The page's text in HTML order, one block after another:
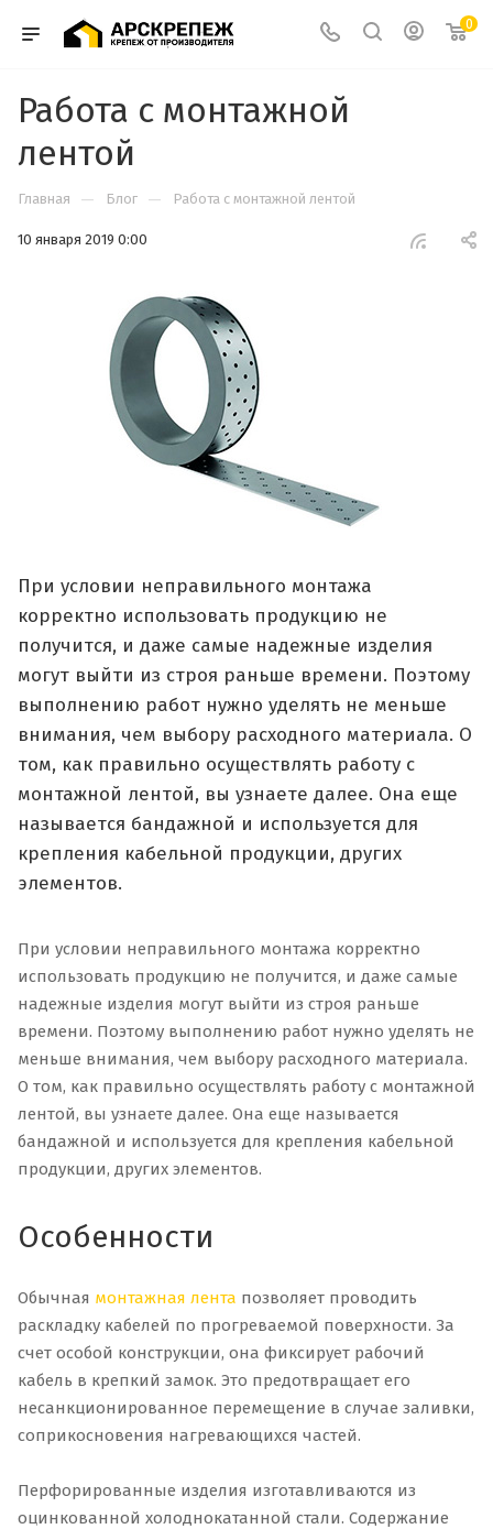
0
Работа с монтажной
лентой
Главная — Блог — Работа с монтажной лентой
10 января 2019 0:00
При условии неправильного монтажа
корректно использовать продукцию не
получится, и даже самые надежные изделия
могут выйти из строя раньше времени. Поэтому
выполнению работ нужно уделять не меньше
внимания, чем выбору расходного материала. О
том, как правильно осуществлять работу с
монтажной лентой, вы узнаете далее. Она еще
называется бандажной и используется для
крепления кабельной продукции, других
элементов.
При условии неправильного монтажа корректно
использовать продукцию не получится, и даже самые
надежные изделия могут выйти из строя раньше
времени. Поэтому выполнению работ нужно уделять не
меньше внимания, чем выбору расходного материала.
О том, как правильно осуществлять работу с монтажной
лентой, вы узнаете далее. Она еще называется
бандажной и используется для крепления кабельной
продукции, других элементов.
Особенности
Обычная монтажная лента позволяет проводить
раскладку кабелей по прогреваемой поверхности. За
счет особой конструкции, она фиксирует рабочий
кабель в крепкий замок. Это предотвращает его
несанкционированное перемещение в случае заливки,
соприкосновения нагревающихся частей.
Перфорированные изделия изготавливаются из
оцинкованной холоднокатанной стали. Содержание